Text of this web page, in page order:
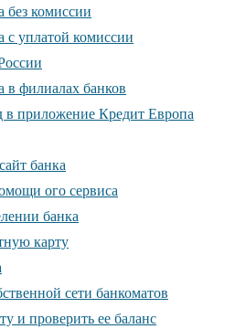
без комиссии
с уплатой комиссии
в филиалах банков
в приложение Кредит Европа
банка
ого сервиса
банка
карту
сети банкоматов
и проверить ее баланс